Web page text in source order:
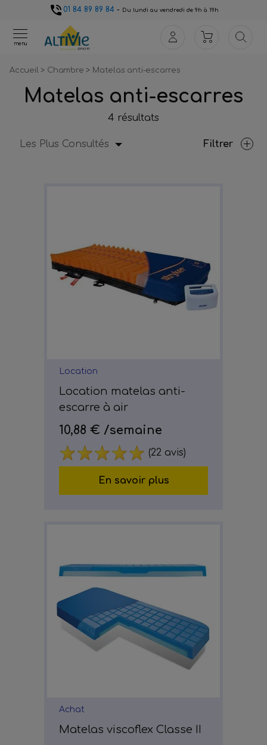
01 84 89 89 84- Du lundi au vendredi de 9h à 19h
menu
Accueil> Chambre> Matelas anti-escarres
Matelas anti-escarres
4 résultats
Les Plus Consultés Filtrer
Location
Location matelas anti-
escarre à air
10,88 € /semaine
(22 avis)
En savoir plus
Achat
Matelas viscoflex Classe II